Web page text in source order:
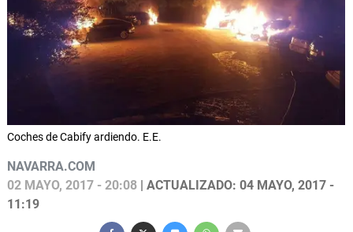
Coches de Cabify ardiendo. E.E.
NAVARRA.COM
02 MAYO, 2017 - 20:08 | ACTUALIZADO: 04 MAYO, 2017 -
11:19